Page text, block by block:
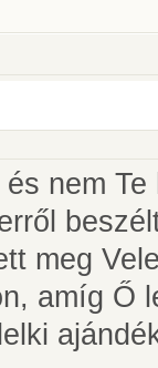
és nem
meg
amíg Ő